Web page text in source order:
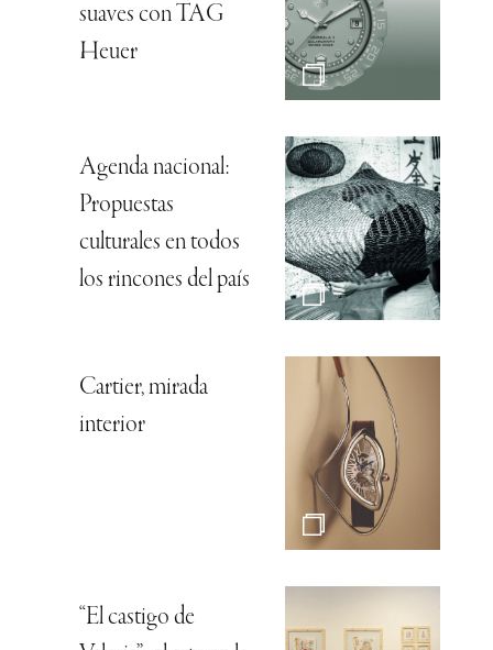
suaves con TAG
Heuer
Agenda nacional:
Propuestas
culturales en todos
los rincones del país
Cartier, mirada
interior
“El castigo de